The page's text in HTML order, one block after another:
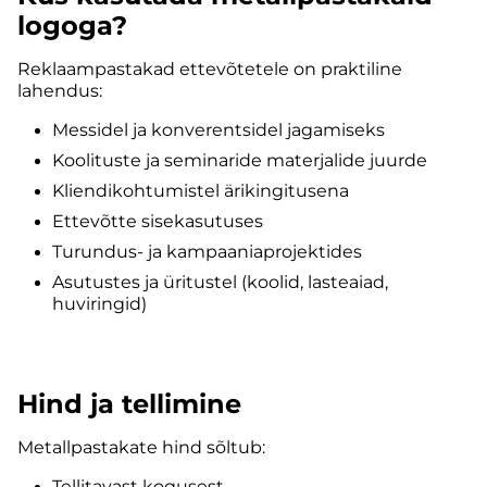
logoga?
Reklaampastakad ettevõtetele on praktiline
lahendus:
Messidel ja konverentsidel jagamiseks
Koolituste ja seminaride materjalide juurde
Kliendikohtumistel ärikingitusena
Ettevõtte sisekasutuses
Turundus- ja kampaaniaprojektides
Asutustes ja üritustel (koolid, lasteaiad,
huviringid)
Hind ja tellimine
Metallpastakate hind sõltub: